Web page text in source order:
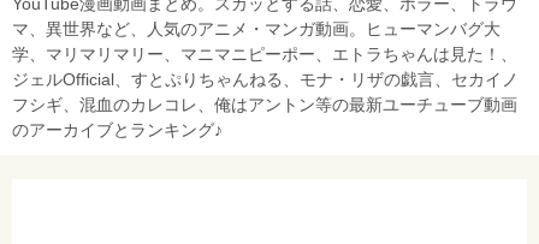
マ、異世界など、人気のアニメ・マンガ動画。ヒューマンバグ大
学、マリマリマリー、マニマニピーポー、エトラちゃんは見た！、
ジェルOfficial、すとぷりちゃんねる、モナ・リザの戯言、セカイノ
フシギ、混血のカレコレ、俺はアントン等の最新ユーチューブ動画
のアーカイブとランキング♪